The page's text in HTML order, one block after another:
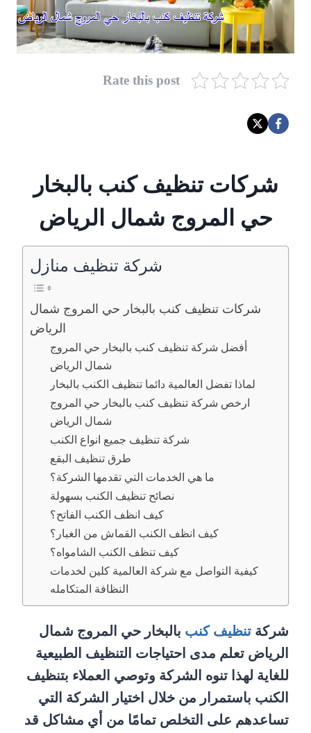
Rate this post
شركات تنظيف كنب بالبخار
حي المروج شمال الرياض
شركة تنظيف منازل
شركات تنظيف كنب بالبخار حي المروج شمال
الرياض
أفضل شركة تنظيف كنب بالبخار حي المروج
شمال الرياض
لماذا تفضل العالمية دائما تنظيف الكنب بالبخار
ارخص شركة تنظيف كنب بالبخار حي المروج
شمال الرياض
شركة تنظيف جميع انواع الكنب
طرق تنظيف البقع
ما هي الخدمات التي تقدمها الشركة؟
نصائح تنظيف الكنب بسهولة
كيف انظف الكنب الفاتح؟
كيف انظف الكنب القماش من الغبار؟
كيف تنظف الكنب الشامواه؟
كيفية التواصل مع شركة العالمية كلين لخدمات
النظافة المتكامله
شركة تنظيف كنب بالبخار حي المروج شمال
الرياض تعلم مدى احتياجات التنظيف الطبيعية
للغاية لهذا تنوه الشركة وتوصي العملاء بتنظيف
الكنب باستمرار من خلال اختيار الشركة التي
تساعدهم على التخلص تمامًا من أي مشاكل قد